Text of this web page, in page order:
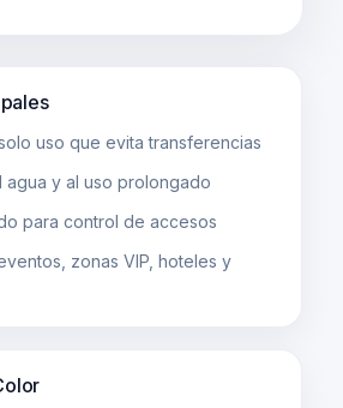
uso que evita transferencias
agua y al uso prolongado
para control de accesos
zonas VIP, hoteles y